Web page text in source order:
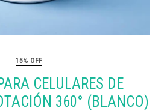
15% OFF
CELULARES DE
360° (BLANCO)